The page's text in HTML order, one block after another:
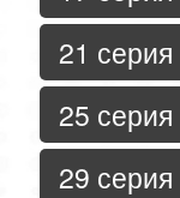
21 серия
25 серия
29 серия